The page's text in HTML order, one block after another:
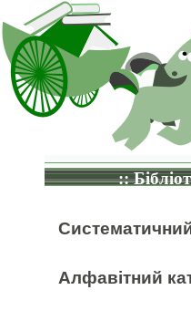
::
Алфавітний